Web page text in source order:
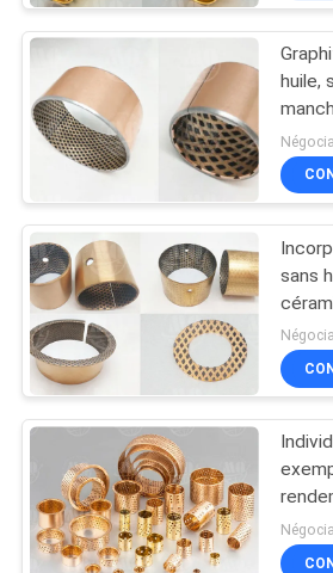
Garniture
joint
Doublure de
libre
huile,
avec
sans